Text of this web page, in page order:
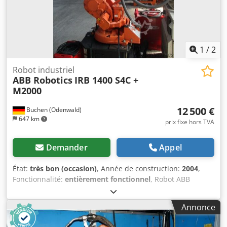
l'étranger sur demande – veuillez indiquer le pays, la
localité et le code postal. Frais de transport sur demande –
veuillez indiquer l'adresse de livraison.
1 /2
Buchen (Odenwald)
647 km
Robot industriel
ABB Robotics IRB 1400 S4C +
M2000
12 500 €
prix fixe hors TVA
Demander Appel
État: très bon (occasion), Année de construction: 2004,
Fonctionnalité: entièrement fonctionnel, Robot ABB
Robotics IRB 1400 S4C + M2000 avec poste à souder
Fronius Transsynergic 4000 et nettoyeur TC 1000 Nombre
d'axes : 6 Charge utile maximale : 5 kg Portée maximale :
1450 mm Année de fabrication : 2004 Contenu de la
Annonce